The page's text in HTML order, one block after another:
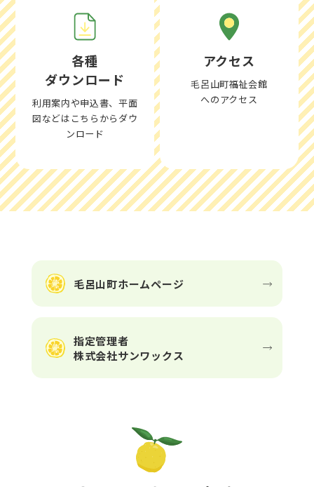
各種
ダウンロード
利用案内や申込書、平面
図などはこちらからダウ
ンロード
アクセス
毛呂山町福祉会館
へのアクセス
毛呂山町ホームページ
指定管理者
株式会社サンワックス